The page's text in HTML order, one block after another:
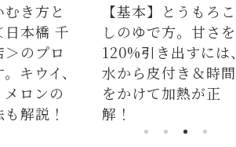
もろこ
。甘さを
すには、
き＆時間
が正
【簡単】豚しゃぶ肉
の人気レシピ4品。サ
ラダはタレ2種、つけ
麺、よだれ豚。パサ
つかない茹で方も解
説！